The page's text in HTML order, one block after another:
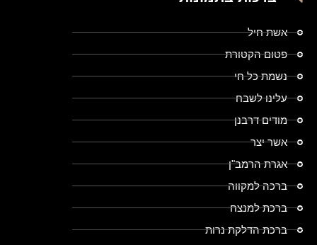
אשת חיל
פטום הקטורת
נשמת כל חי
עלינו לשבח
מודים דרבנן
אשר יצר
אגרת הרמב"ן
ברכה למקווה
ברכת למנצח
ברכת הדלקת נרות